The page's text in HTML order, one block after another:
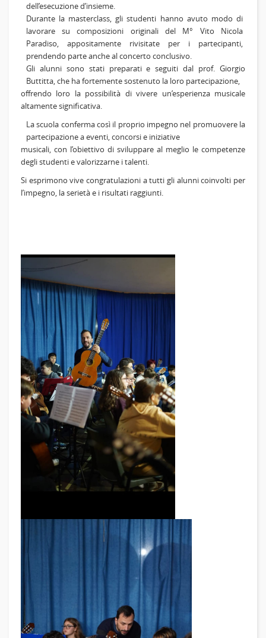
dell’esecuzione d’insieme.
Durante la masterclass, gli studenti hanno avuto modo di
lavorare su composizioni originali del M° Vito Nicola
Paradiso, appositamente rivisitate per i partecipanti,
prendendo parte anche al concerto conclusivo.
Gli alunni sono stati preparati e seguiti dal prof. Giorgio
Buttitta, che ha fortemente sostenuto la loro partecipazione,
offrendo loro la possibilità di vivere un’esperienza musicale
altamentesignificativa.
La scuola conferma così il proprio impegno nel promuovere la
partecipazione a eventi, concorsi e iniziative
musicali, con l’obiettivo di sviluppare al meglio le competenze
degli studenti e valorizzarne italenti.
Si esprimono vive congratulazioni a tutti gli alunni coinvolti per
l’impegno, la serietà e i risultati raggiunti.